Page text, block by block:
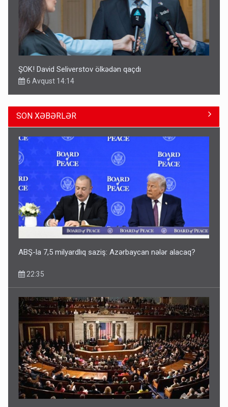
ŞOK! David Seliverstov ölkədən qaçdı
6 Avqust 14:14
Geri çağırılan səfir Abel Məhərrəmovun oğludur - DOSYE
Media və Yayım Şurasına əlavə hüquq və vəzifələr verilib
13:24
SON XƏBƏRLƏR
ABŞ-la 7,5 milyardlıq saziş: Azərbaycan nələr alacaq?
22:35